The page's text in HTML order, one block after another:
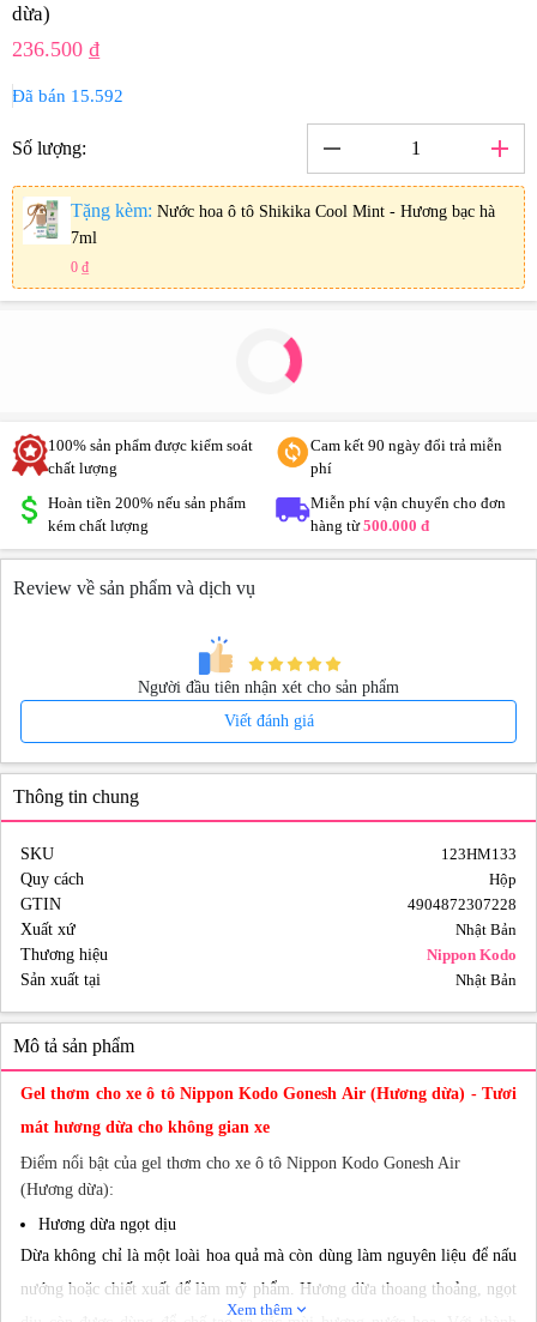
dừa)
236.500 ₫
Đã bán 15.592
Số lượng: remove add
Tặng kèm: Nước hoa ô tô Shikika Cool Mint - Hương bạc hà
7ml
0 ₫
100% sản phẩm được kiểm soát
chất lượng
Cam kết 90 ngày đổi trả miễn
phí
Hoàn tiền 200% nếu sản phẩm
kém chất lượng
Miễn phí vận chuyển cho đơn
hàng từ500.000 đ
Review về sản phẩm và dịch vụ
Người đầu tiên nhận xét cho sản phẩm
Viết đánh giá
Thông tin chung
SKU
123HM133
Quy cách
Hộp
GTIN
4904872307228
Xuất xứ
Nhật Bản
Thương hiệu
Nippon Kodo
Sản xuất tại
Nhật Bản
Mô tả sản phẩm
Gel thơm cho xe ô tô Nippon Kodo Gonesh Air (Hương dừa) - Tươi
mát hương dừa cho không gian xe
Điểm nổi bật của gel thơm cho xe ô tô Nippon Kodo Gonesh Air
(Hương dừa):
Hương dừa ngọt dịu
Dừa không chỉ là một loài hoa quả mà còn dùng làm nguyên liệu để nấu
nướng hoặc chiết xuất để làm mỹ phẩm. Hương dừa thoang thoảng, ngọt
Xem thêm expand_more